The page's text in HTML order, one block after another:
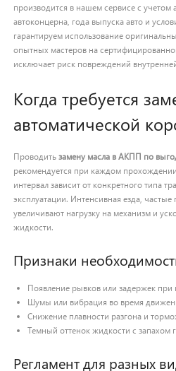
производится в нашем сервисе с учетом
автоконцерна, года выпуска авто и
гарантируем использование
опытных мастеров на
исключает риск повреждений
Когда требуется
автоматической
Проводить замену масла в АКПП по
рекомендуется при каждом
интервал зависит от конкретного типа
эксплуатации. Интенсивная езда,
увеличивают нагрузку на механизм и
жидкости.
Признаки
Появление рывков или задержек при
Шумы или вибрация во время
Снижение плавности разгона и
Темный оттенок жидкости с запахом
Регламент для разных